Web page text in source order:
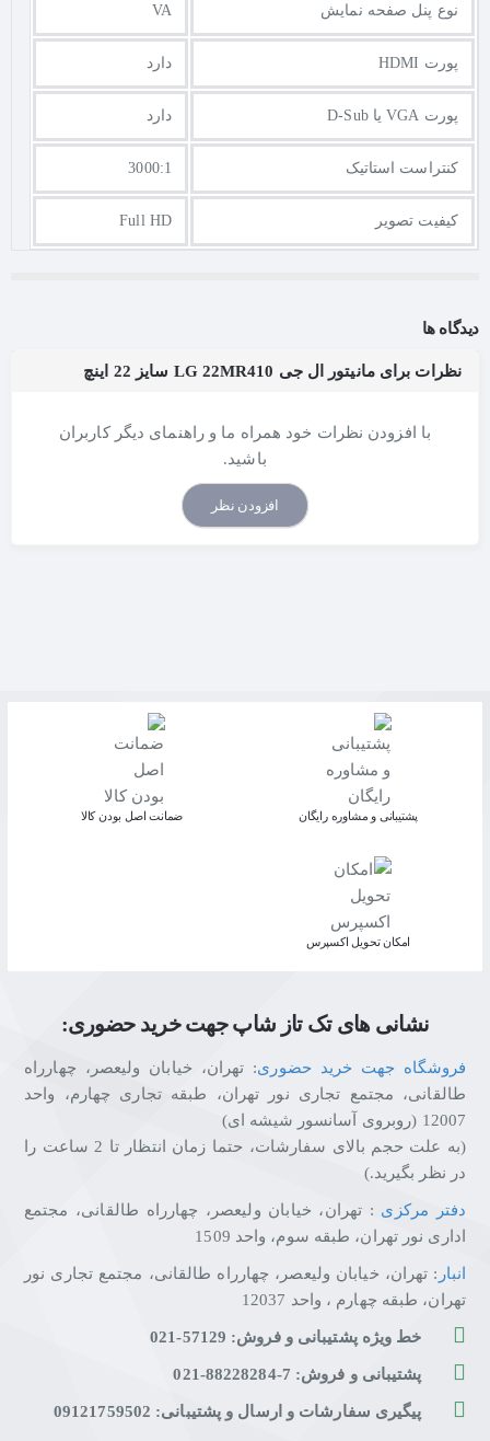
نوع پنل صفحه نمایش VA
پورت HDMI دارد
پورت VGA یا D-Sub دارد
کنتراست استاتیک 3000:1
کیفیت تصویر Full HD
دیدگاه ها
نظرات برای مانیتور ال جی LG 22MR410 سایز 22 اینچ
با افزودن نظرات خود همراه ما و راهنمای دیگر کاربران
باشید.
افزودن نظر
پشتیبانی و مشاوره رایگان ﺿﻤﺎﻧﺖ اﺻﻞ ﺑﻮدن ﮐﺎﻟﺎ
اﻣﮑﺎن ﺗﺤﻮﯾﻞ اﮐﺴﭙﺮس
نشانی های تک تاز شاپ جهت خرید حضوری:
فروشگاه جهت خرید حضوری: تهران، خیابان ولیعصر، چهارراه
طالقانی، مجتمع تجاری نور تهران، طبقه تجاری چهارم، واحد
12007 (روبروی آسانسور شیشه ای)
(به علت حجم بالای سفارشات، حتما زمان انتظار تا 2 ساعت را
در نظر بگیرید.)
دفتر مرکزی : تهران، خیابان ولیعصر، چهارراه طالقانی، مجتمع
اداری نور تهران، طبقه سوم، واحد 1509
انبار : تهران، خیابان ولیعصر، چهارراه طالقانی، مجتمع تجاری نور
تهران، طبقه چهارم ، واحد 12037
خط ویژه پشتیبانی و فروش: 57129-021
پشتیبانی و فروش: 7-88228284-021
پیگیری سفارشات و ارسال و پشتیبانی: 09121759502